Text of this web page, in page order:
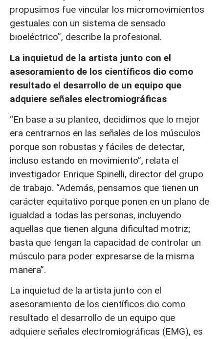
propusimos fue vincular los micromovimientos
gestuales con un sistema de sensado
bioeléctrico”, describe la profesional.
La inquietud de la artista junto con el
asesoramiento de los científicos dio como
resultado el desarrollo de un equipo que
adquiere señales electromiográficas
“En base a su planteo, decidimos que lo mejor
era centrarnos en las señales de los músculos
porque son robustas y fáciles de detectar,
incluso estando en movimiento”, relata el
investigador Enrique Spinelli, director del grupo
de trabajo. “Además, pensamos que tienen un
carácter equitativo porque ponen en un plano de
igualdad a todas las personas, incluyendo
aquellas que tienen alguna dificultad motriz;
basta que tengan la capacidad de controlar un
músculo para poder expresarse de la misma
manera”.
La inquietud de la artista junto con el
asesoramiento de los científicos dio como
resultado el desarrollo de un equipo que
adquiere señales electromiográficas (EMG), es